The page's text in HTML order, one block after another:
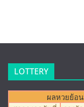
LOTTERY